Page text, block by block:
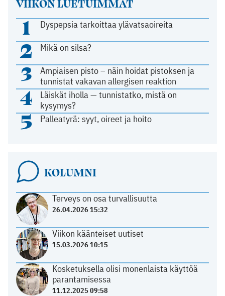
1 Dyspepsia tarkoittaa ylävatsaoireita
2 Mikä on silsa?
3
Ampiaisen pisto – näin hoidat pistoksen ja
tunnistat vakavan allergisen reaktion
4
Läiskät iholla — tunnistatko, mistä on
kysymys?
5 Palleatyrä: syyt, oireet ja hoito
KOLUMNI
Terveys on osa turvallisuutta
26.04.2026 15:32
Viikon käänteiset uutiset
15.03.2026 10:15
Kosketuksella olisi monenlaista käyttöä
parantamisessa
11.12.2025 09:58